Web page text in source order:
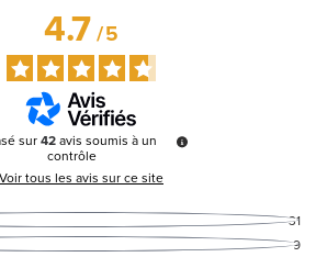
4.7/5
sur42avis soumis à un
contrôle
Voir tous les avis sur ce site
31
9